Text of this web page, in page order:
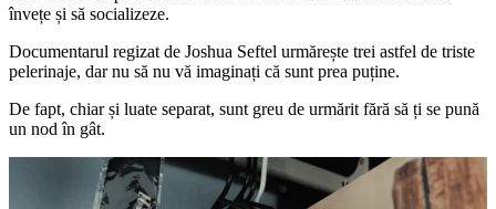
învețe și să socializeze.
Documentarul regizat de Joshua Seftel urmărește trei astfel de triste
pelerinaje, dar nu să nu vă imaginați că sunt prea puține.
De fapt, chiar și luate separat, sunt greu de urmărit fără să ți se pună
un nod în gât.